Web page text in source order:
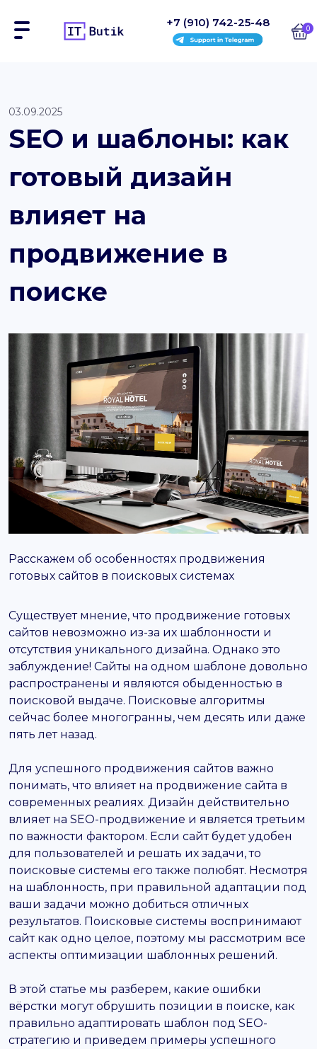
Сайты
Интернет-магазины
Блоки
Блог
Контакты
support@it-butik.ru
+7 (910) 742-25-48 0
03.09.2025
SEO и шаблоны: как
готовый дизайн
влияет на
продвижение в
поиске
Расскажем об особенностях продвижения
готовых сайтов в поисковых системах
Существует мнение, что продвижение готовых
сайтов невозможно из-за их шаблонности и
отсутствия уникального дизайна. Однако это
заблуждение! Сайты на одном шаблоне довольно
распространены и являются обыденностью в
поисковой выдаче. Поисковые алгоритмы
сейчас более многогранны, чем десять или даже
пять лет назад.
Для успешного продвижения сайтов важно
понимать, что влияет на продвижение сайта в
современных реалиях. Дизайн действительно
влияет на SEO-продвижение и является третьим
по важности фактором. Если сайт будет удобен
для пользователей и решать их задачи, то
поисковые системы его также полюбят. Несмотря
на шаблонность, при правильной адаптации под
ваши задачи можно добиться отличных
результатов. Поисковые системы воспринимают
сайт как одно целое, поэтому мы рассмотрим все
аспекты оптимизации шаблонных решений.
В этой статье мы разберем, какие ошибки
вёрстки могут обрушить позиции в поиске, как
правильно адаптировать шаблон под SEO-
стратегию и приведем примеры успешного